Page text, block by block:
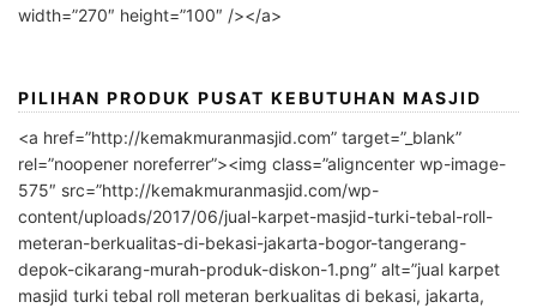
width=”270″ height=”100″ /></a>
PILIHAN PRODUK PUSAT KEBUTUHAN MASJID
<a href=”http://kemakmuranmasjid.com” target=”_blank”
rel=”noopener noreferrer”><img class=”aligncenter wp-image-
575″ src=”http://kemakmuranmasjid.com/wp-
content/uploads/2017/06/jual-karpet-masjid-turki-tebal-roll-
meteran-berkualitas-di-bekasi-jakarta-bogor-tangerang-
depok-cikarang-murah-produk-diskon-1.png” alt=”jual karpet
masjid turki tebal roll meteran berkualitas di bekasi, jakarta,